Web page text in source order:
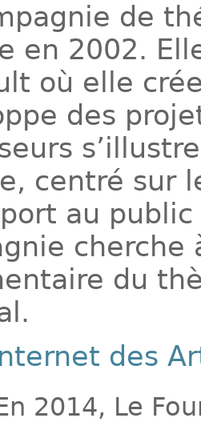
de
en 2002.
où elle
des
centré sur
au
cherche
du
des
2014, Le